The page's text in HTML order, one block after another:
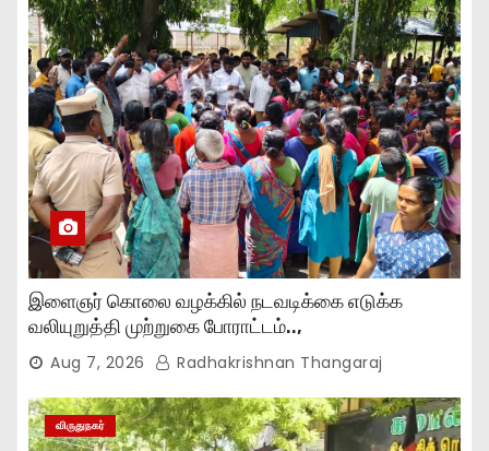
இளைஞர் கொலை வழக்கில் நடவடிக்கை எடுக்க
வலியுறுத்தி முற்றுகை போராட்டம்..,
Aug 7, 2026 Radhakrishnan Thangaraj
விருதுநகர்